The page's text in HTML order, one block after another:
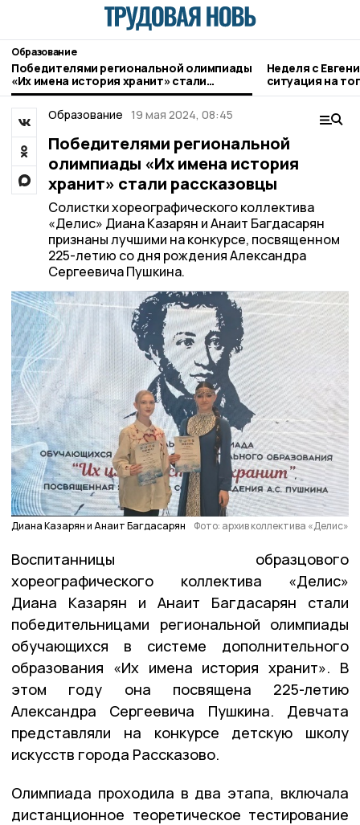
Образование
Победителями региональной олимпиады
«Их имена история хранит» стали
рассказовцы
Неделя с
ситуация на
городе и
Образование 19 мая 2024, 08:45
Победителями региональной
олимпиады «Их имена история
хранит» стали рассказовцы
Солистки хореографического коллектива
«Делис» Диана Казарян и Анаит Багдасарян
признаны лучшими на конкурсе, посвященном
225-летию со дня рождения Александра
Сергеевича Пушкина.
Диана Казарян и Анаит Багдасарян Фото: архив коллектива «Делис»
Воспитанницы образцового
хореографического коллектива «Делис»
Диана Казарян и Анаит Багдасарян стали
победительницами региональной олимпиады
обучающихся в системе дополнительного
образования «Их имена история хранит». В
этом году она посвящена 225-летию
Александра Сергеевича Пушкина. Девчата
представляли на конкурсе детскую школу
искусств города Рассказово.
Олимпиада проходила в два этапа, включала
дистанционное теоретическое тестирование